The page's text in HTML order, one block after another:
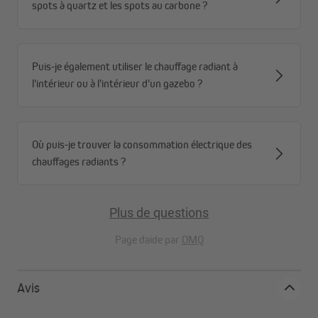
radiateurs JAROLIFT, qu'il s'agisse de radiateurs halogènes,
Radiateur JAROLIFT | Radiateur infrarouge halogène, 2000
watts
spots à quartz et les spots au carbone ?
Puis-je également utiliser le chauffage radiant à
l'intérieur ou à l'intérieur d'un gazebo ?
Où puis-je trouver la consommation électrique des
chauffages radiants ?
Plus de questions
Page daide par OMQ
Avis